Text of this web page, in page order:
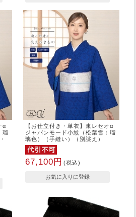
α
瑠
【お仕立付き・単衣】東レセオα
ジャパンモード小紋（松葉雪：瑠
璃色）（手縫い）（別誂え）
67,100円 (税込)